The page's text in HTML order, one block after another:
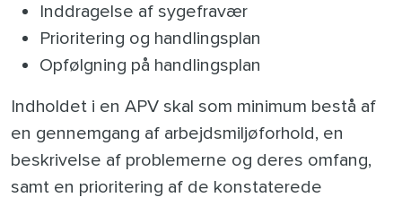
Inddragelse af sygefravær
Prioritering og handlingsplan
Opfølgning på handlingsplan
Indholdet i en APV skal som minimum bestå af
en gennemgang af arbejdsmiljøforhold, en
beskrivelse af problemerne og deres omfang,
samt en prioritering af de konstaterede